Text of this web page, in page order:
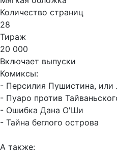
Количество страниц
28
Тираж
20 000
Включает выпуски
Комиксы:
- Персилия Пушистина, или
- Пуаро против
- Ошибка Дана О'Ши
- Тайна беглого острова
А также: